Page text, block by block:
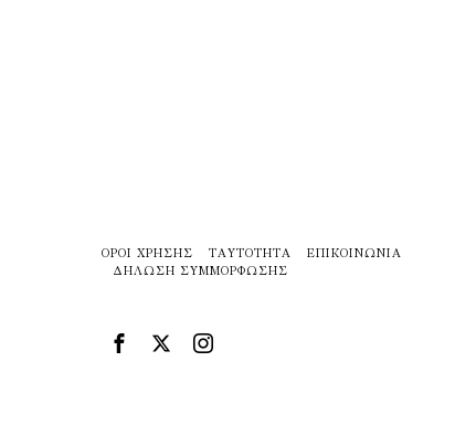
ΌΡΟΙ ΧΡΉΣΗΣ ΤΑΥΤΌΤΗΤΑ
ΕΠΙΚΟΙΝΩΝΊΑ
ΔΉΛΩΣΗ ΣΥΜΜΌΡΦΩΣΗΣ